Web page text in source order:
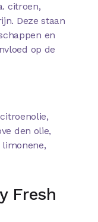
citroen,
Deze staan
en
op de
den olie,
limonene,
Fresh